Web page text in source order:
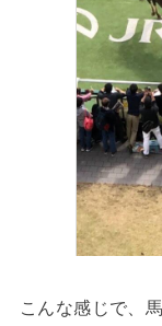
こんな感じで、